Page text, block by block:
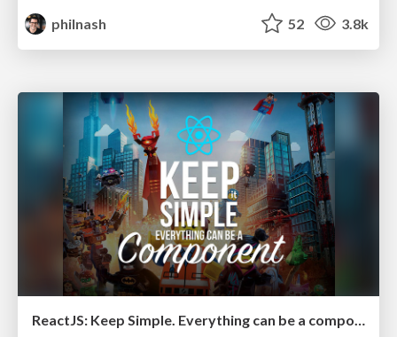
philnash
52 3.8k
ReactJS: Keep Simple. Everything can be a component!